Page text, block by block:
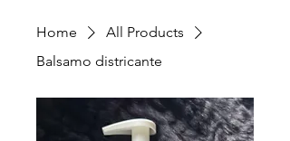
Home
All Products
Balsamo districante